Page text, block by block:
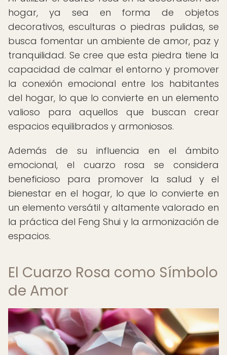
hogar, ya sea en forma de objetos
decorativos, esculturas o piedras pulidas, se
busca fomentar un ambiente de amor, paz y
tranquilidad. Se cree que esta piedra tiene la
capacidad de calmar el entorno y promover
la conexión emocional entre los habitantes
del hogar, lo que lo convierte en un elemento
valioso para aquellos que buscan crear
espacios equilibrados y armoniosos.
Además de su influencia en el ámbito
emocional, el cuarzo rosa se considera
beneficioso para promover la salud y el
bienestar en el hogar, lo que lo convierte en
un elemento versátil y altamente valorado en
la práctica del Feng Shui y la armonización de
espacios.
El Cuarzo Rosa como Símbolo
de Amor